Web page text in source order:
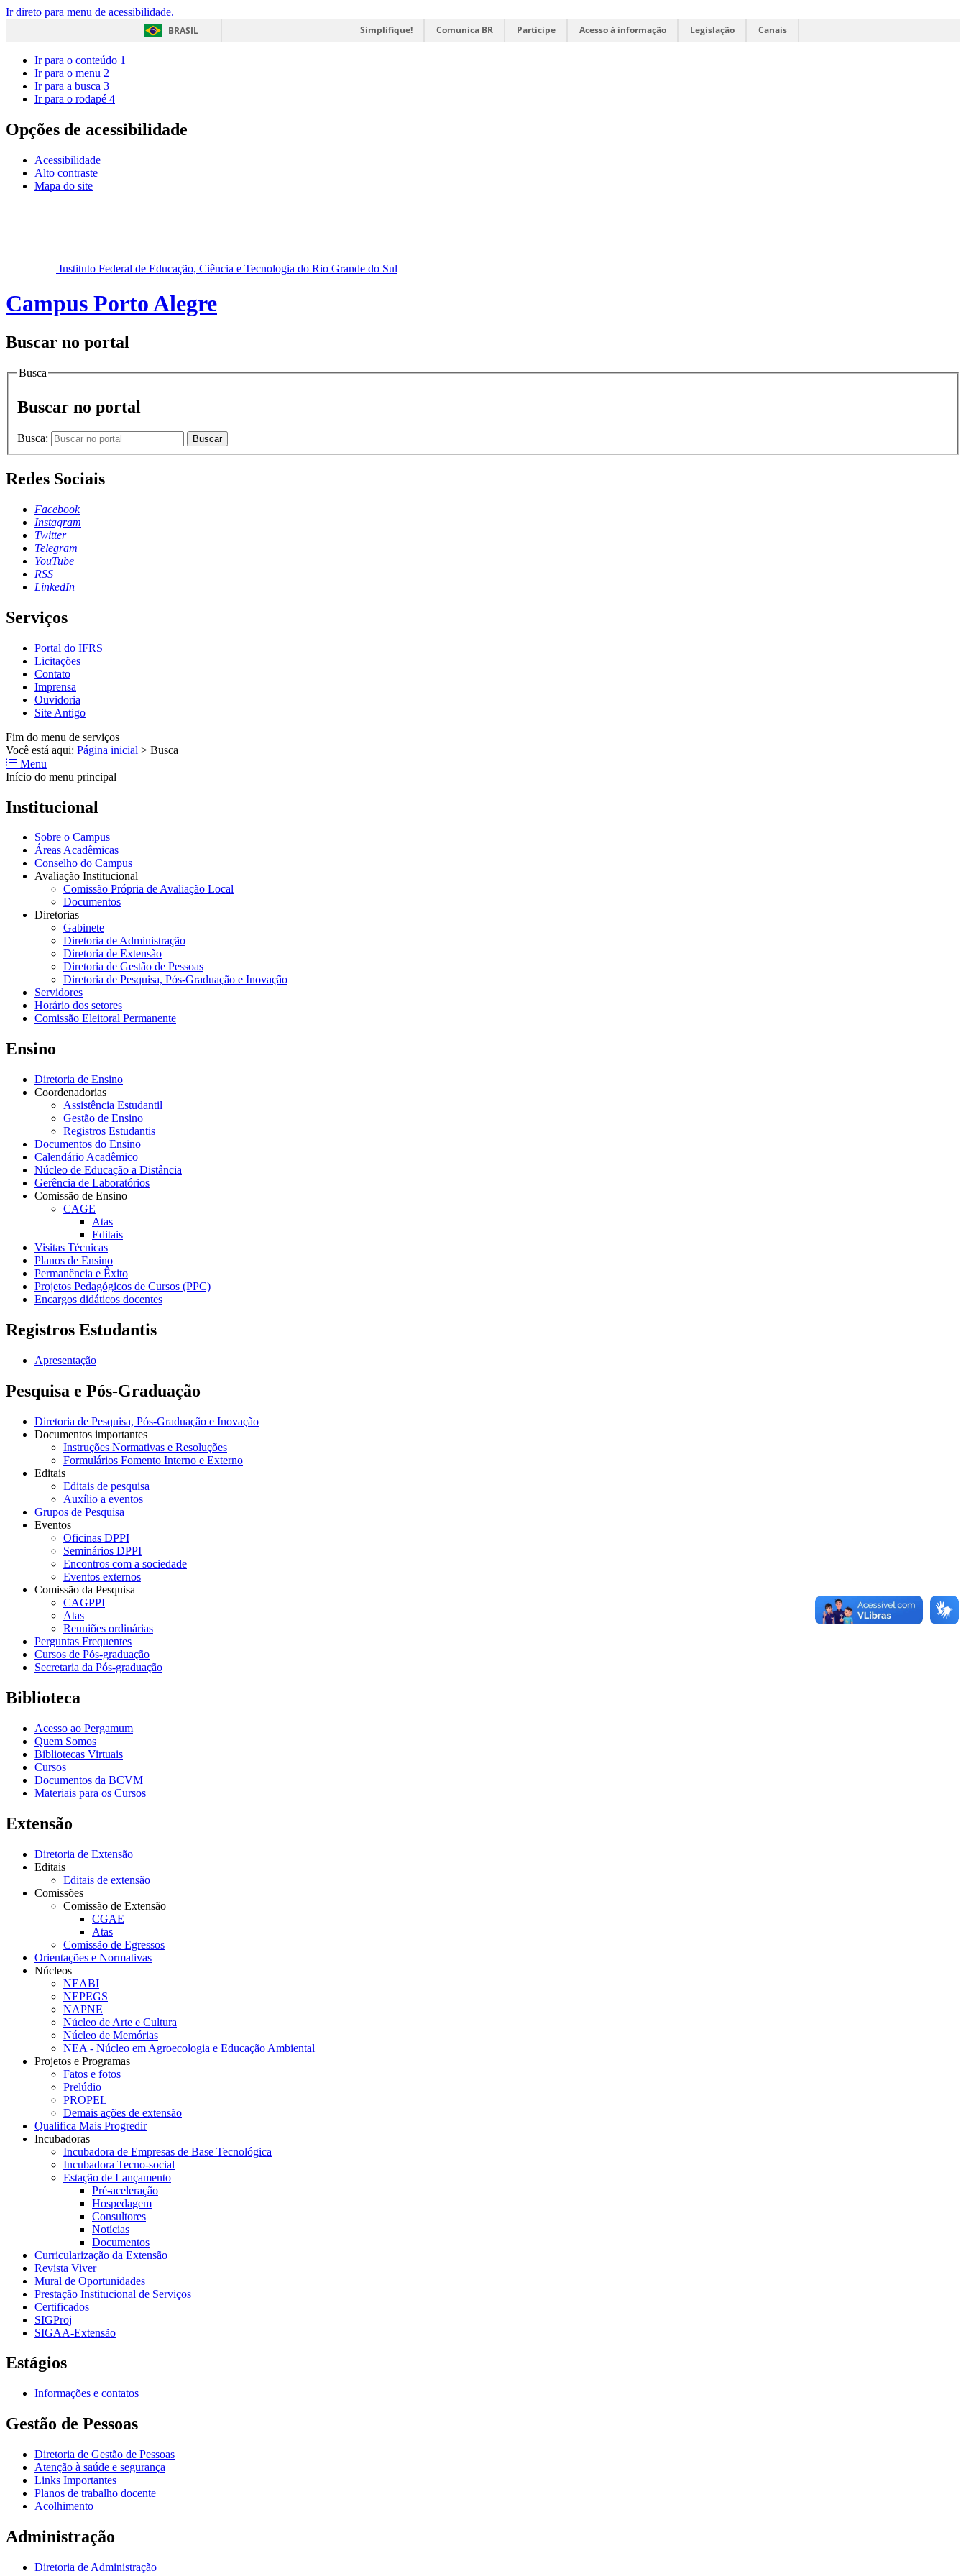
Ir direto para menu de acessibilidade.
BRASIL
Simplifique! Comunica BR Participe Acesso à informação Legislação Canais
Ir para o conteúdo 1
Ir para o menu 2
Ir para a busca 3
Ir para o rodapé 4
Opções de acessibilidade
Acessibilidade
Alto contraste
Mapa do site
Instituto Federal de Educação, Ciência e Tecnologia do Rio Grande do Sul
Campus Porto Alegre
Buscar no portal
Busca
Buscar no portal
Busca: Buscar
Redes Sociais
Facebook
Instagram
Twitter
Telegram
YouTube
RSS
LinkedIn
Serviços
Portal do IFRS
Licitações
Contato
Imprensa
Ouvidoria
Site Antigo
Fim do menu de serviços
Você está aqui: Página inicial > Busca
Menu
Início do menu principal
Institucional
Sobre o Campus
Áreas Acadêmicas
Conselho do Campus
Avaliação Institucional
Comissão Própria de Avaliação Local
Documentos
Diretorias
Gabinete
Diretoria de Administração
Diretoria de Extensão
Diretoria de Gestão de Pessoas
Diretoria de Pesquisa, Pós-Graduação e Inovação
Servidores
Horário dos setores
Comissão Eleitoral Permanente
Ensino
Diretoria de Ensino
Coordenadorias
Assistência Estudantil
Gestão de Ensino
Registros Estudantis
Documentos do Ensino
Calendário Acadêmico
Núcleo de Educação a Distância
Gerência de Laboratórios
Comissão de Ensino
CAGE
Atas
Editais
Visitas Técnicas
Planos de Ensino
Permanência e Êxito
Projetos Pedagógicos de Cursos (PPC)
Encargos didáticos docentes
Registros Estudantis
Apresentação
Pesquisa e Pós-Graduação
Diretoria de Pesquisa, Pós-Graduação e Inovação
Documentos importantes
Instruções Normativas e Resoluções
Formulários Fomento Interno e Externo
Editais
Editais de pesquisa
Auxílio a eventos
Grupos de Pesquisa
Eventos
Oficinas DPPI
Seminários DPPI
Encontros com a sociedade
Eventos externos
Comissão da Pesquisa
CAGPPI
Atas
Reuniões ordinárias
Perguntas Frequentes
Cursos de Pós-graduação
Secretaria da Pós-graduação
Biblioteca
Acesso ao Pergamum
Quem Somos
Bibliotecas Virtuais
Cursos
Documentos da BCVM
Materiais para os Cursos
Extensão
Diretoria de Extensão
Editais
Editais de extensão
Comissões
Comissão de Extensão
CGAE
Atas
Comissão de Egressos
Orientações e Normativas
Núcleos
NEABI
NEPEGS
NAPNE
Núcleo de Arte e Cultura
Núcleo de Memórias
NEA - Núcleo em Agroecologia e Educação Ambiental
Projetos e Programas
Fatos e fotos
Prelúdio
PROPEL
Demais ações de extensão
Qualifica Mais Progredir
Incubadoras
Incubadora de Empresas de Base Tecnológica
Incubadora Tecno-social
Estação de Lançamento
Pré-aceleração
Hospedagem
Consultores
Notícias
Documentos
Curricularização da Extensão
Revista Viver
Mural de Oportunidades
Prestação Institucional de Serviços
Certificados
SIGProj
SIGAA-Extensão
Estágios
Informações e contatos
Gestão de Pessoas
Diretoria de Gestão de Pessoas
Atenção à saúde e segurança
Links Importantes
Planos de trabalho docente
Acolhimento
Administração
Diretoria de Administração